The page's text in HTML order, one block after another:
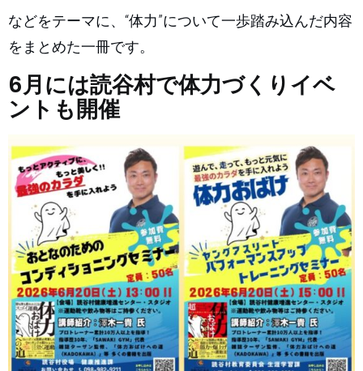
などをテーマに、“体力”について一歩踏み込んだ内容
をまとめた一冊です。
6月には読谷村で体力づくりイベ
ントも開催